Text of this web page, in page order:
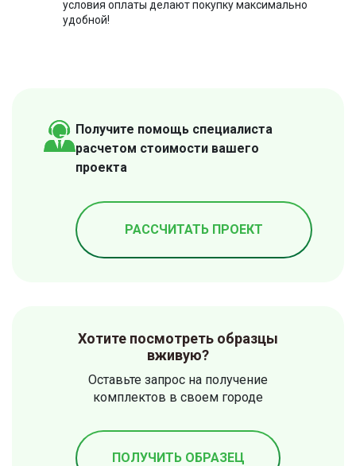
условия оплаты делают покупку максимально
удобной!
Получите помощь специалиста
расчетом стоимости вашего
проекта
РАССЧИТАТЬ ПРОЕКТ
Хотите посмотреть образцы
вживую?
Оставьте запрос на получение
комплектов в своем городе
ПОЛУЧИТЬ ОБРАЗЕЦ